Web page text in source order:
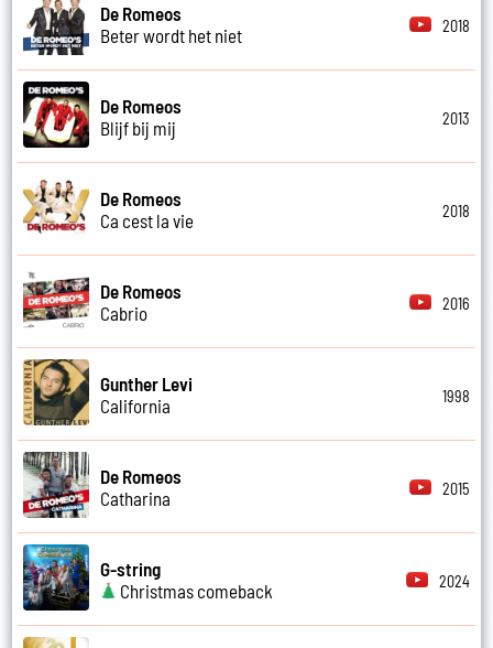
De Romeos
Beter wordt het niet
2018
De Romeos
Blijf bij mij
2013
De Romeos
Ca cest la vie
2018
De Romeos
Cabrio
2016
Gunther Levi
California
1998
De Romeos
Catharina
2015
G-string
Christmas comeback
2024